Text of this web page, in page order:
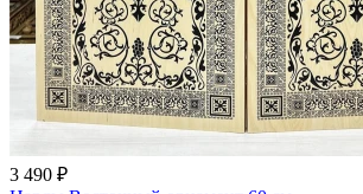
3 490 ₽